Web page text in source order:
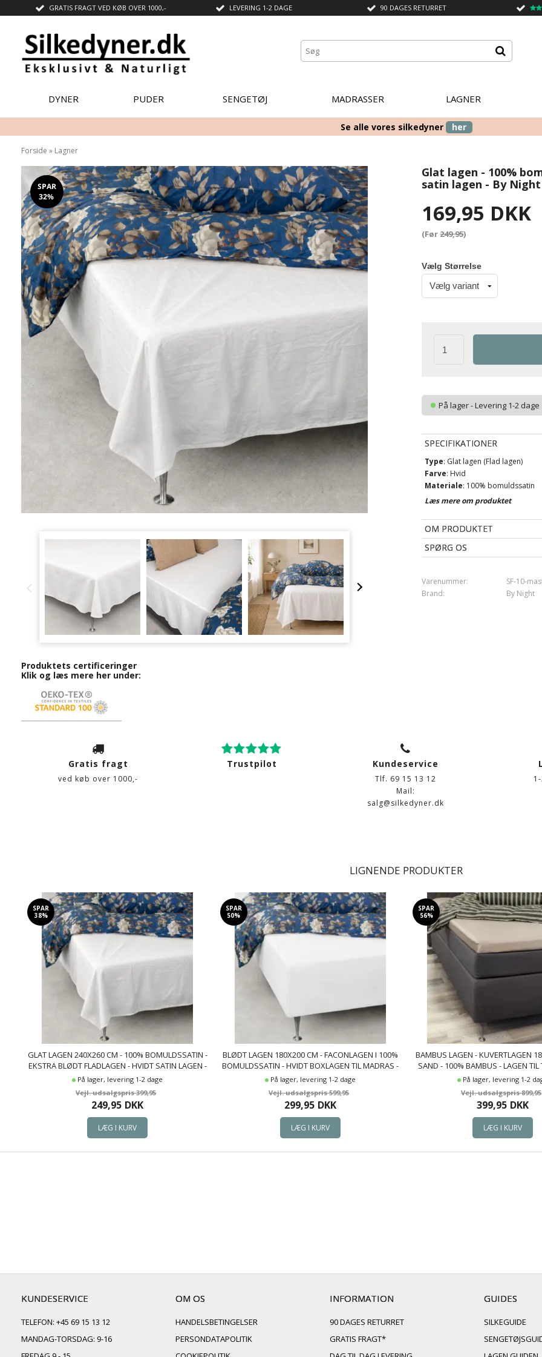
GRATIS FRAGT VED KØB OVER 1000,- LEVERING 1-2 DAGE 90 DAGES RETURRET
DYNER PUDER SENGETØJ MADRASSER LAGNER
Se alle vores silkedyner her
Forside » Lagner
SPAR
32%
Produktets certificeringer
Klik og læs mere her under:
Glat lagen - 100%
satin lagen - By
169,95 DKK
(Før249,95)
Vælg Størrelse
På lager - Levering 1-2 dage
SPECIFIKATIONER
Type: Glat lagen (Flad lagen)
Farve: Hvid
Materiale: 100% bomuldssatin
Vævning: 220TC
Brand: By Night
Vask : 60°
Tørretumbling
Læs mere om produktet
OM PRODUKTET
SPØRG OS
SF-10-
Varenummer:
By Night
Brand:
Gratis fragt
ved køb over 1000,-
Trustpilot Kundeservice
Tlf. 69 15 13 12
Mail:
salg@silkedyner.dk
LIGNENDE PRODUKTER
SPAR
38%
GLAT LAGEN 240X260 CM - 100% BOMULDSSATIN -
EKSTRA BLØDT FLADLAGEN - HVIDT SATIN LAGEN -
BY NIGHT FLADT LAGEN
På lager, levering 1-2 dage
399,95
249,95 DKK
SPAR
50%
BLØDT LAGEN 180X200 CM - FACONLAGEN I 100%
BOMULDSSATIN - HVIDT BOXLAGEN TIL MADRAS -
BY NIGHT SATIN LAGEN
På lager, levering 1-2 dage
599,95
299,95 DKK
SPAR
56%
BAMBUS LAGEN - KUVERTLAGEN
SAND - 100% BAMBUS - LAGEN TIL
På lager, levering 1-2
899,95
399,95 DKK
KUNDESERVICE
TELEFON: +45 69 15 13 12
MANDAG-TORSDAG: 9-16
OM OS
HANDELSBETINGELSER
PERSONDATAPOLITIK
INFORMATION
90 DAGES RETURRET
GRATIS FRAGT*
GUIDES
SILKEGUIDE